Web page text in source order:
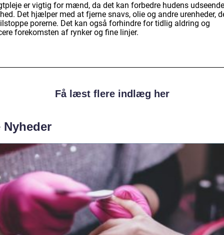
er vigtig for mænd, da det kan forbedre hudens
Det hjælper med at fjerne snavs, olie og andre urenheder,
porerne. Det kan også forhindre for tidlig aldring og
forekomsten af rynker og fine linjer.
Få læst flere indlæg her
Nyheder